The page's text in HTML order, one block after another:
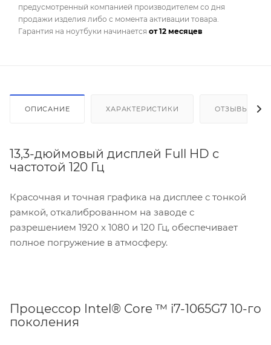
предусмотренный компанией производителем со дня
продажи изделия либо с момента активации товара.
Гарантия на ноутбуки начинается от 12 месяцев
ОПИСАНИЕ ХАРАКТЕРИСТИКИ ОТЗЫВЫ
13,3-дюймовый дисплей Full HD с
частотой 120 Гц
Красочная и точная графика на дисплее с тонкой
рамкой, откалиброванном на заводе с
разрешением 1920 x 1080 и 120 Гц, обеспечивает
полное погружение в атмосферу.
Процессор Intel® Core ™ i7-1065G7 10-го
поколения